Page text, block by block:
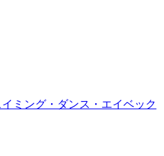
ミング・ダンス・エイベック